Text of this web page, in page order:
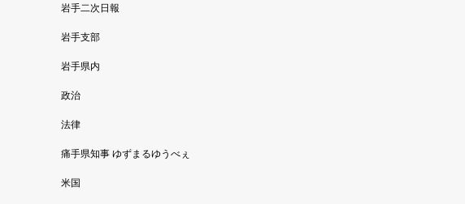
岩手二次日報
岩手支部
岩手県内
政治
法律
痛手県知事 ゆずまるゆうべぇ
米国